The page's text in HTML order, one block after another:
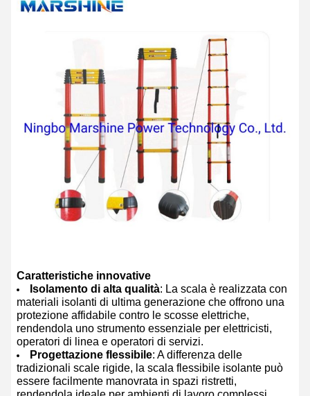
Caratteristiche innovative
Isolamento di alta qualità: La scala è realizzata con
materiali isolanti di ultima generazione che offrono una
protezione affidabile contro le scosse elettriche,
rendendola uno strumento essenziale per elettricisti,
operatori di linea e operatori di servizi.
Progettazione flessibile: A differenza delle
tradizionali scale rigide, la scala flessibile isolante può
essere facilmente manovrata in spazi ristretti,